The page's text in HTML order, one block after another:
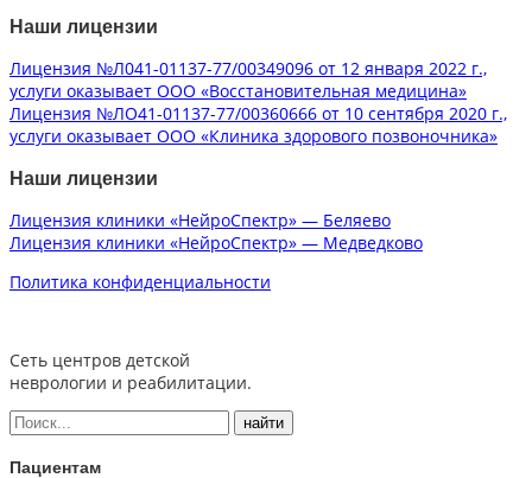
Наши лицензии
Лицензия №Л041-01137-77/00349096 от 12 января 2022 г.,
услуги оказывает ООО «Восстановительная медицина»
Лицензия №ЛО41-01137-77/00360666 от 10 сентября 2020 г.,
услуги оказывает ООО «Клиника здорового позвоночника»
Наши лицензии
Лицензия клиники «НейроСпектр» — Беляево
Лицензия клиники «НейроСпектр» — Медведково
Политика конфиденциальности
Сеть центров детской
неврологии и реабилитации.
Пациентам